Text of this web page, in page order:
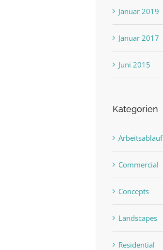
Januar 2019
Januar 2017
Juni 2015
Kategorien
Arbeitsablauf
Commercial
Concepts
Landscapes
Residential